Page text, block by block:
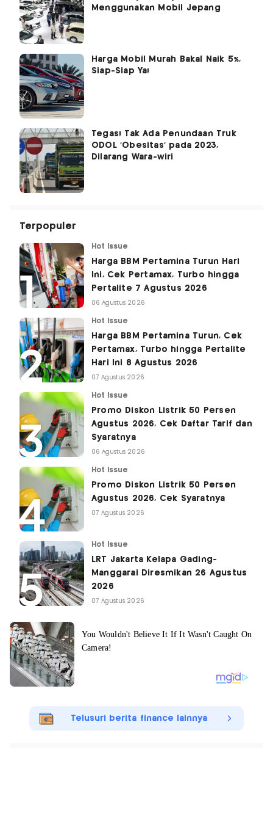
Menggunakan Mobil Jepang
Harga Mobil Murah Bakal Naik 5%,
Siap-Siap Ya!
Tegas! Tak Ada Penundaan Truk
ODOL 'Obesitas' pada 2023,
Dilarang Wara-wiri
Terpopuler
Hot Issue
Harga BBM Pertamina Turun Hari
Ini, Cek Pertamax, Turbo hingga
Pertalite 7 Agustus 2026
06 Agustus 2026
Hot Issue
Harga BBM Pertamina Turun, Cek
Pertamax, Turbo hingga Pertalite
Hari Ini 8 Agustus 2026
07 Agustus 2026
Hot Issue
Promo Diskon Listrik 50 Persen
Agustus 2026, Cek Daftar Tarif dan
Syaratnya
06 Agustus 2026
Hot Issue
Promo Diskon Listrik 50 Persen
Agustus 2026, Cek Syaratnya
07 Agustus 2026
Hot Issue
LRT Jakarta Kelapa Gading-
Manggarai Diresmikan 26 Agustus
2026
07 Agustus 2026
Telusuri berita finance lainnya